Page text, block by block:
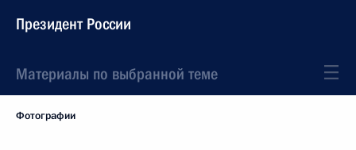
Президент России
Материалы по выбранной теме
Фотографии